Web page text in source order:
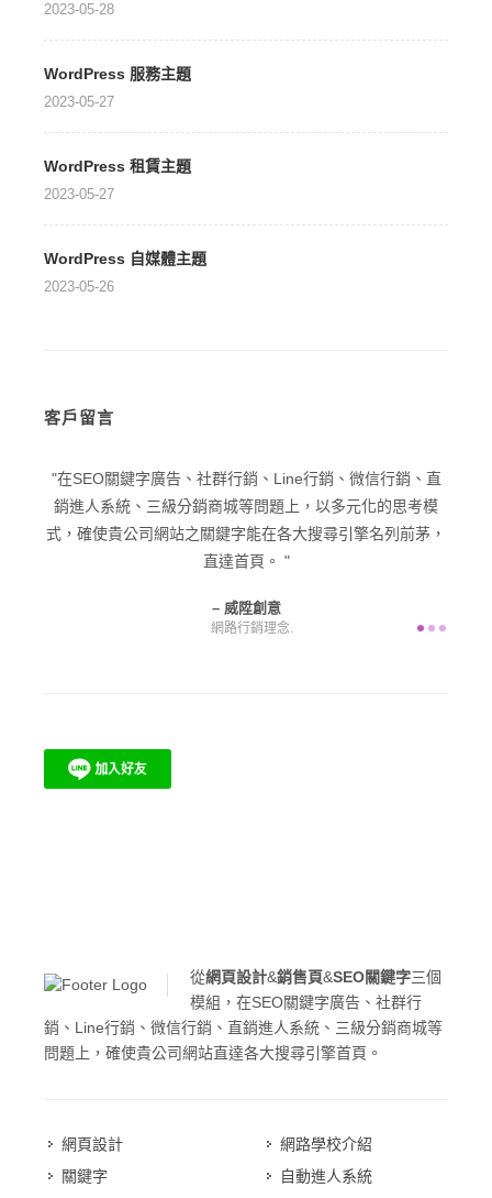
2023-05-28
WordPress 服務主題
2023-05-27
WordPress 租賃主題
2023-05-27
WordPress 自媒體主題
2023-05-26
客戶留言
在SEO關鍵字廣告、社群行銷、Line行銷、微信行銷、直
銷進人系統、三級分銷商城等問題上，以多元化的思考模
式，確使貴公司網站之關鍵字能在各大搜尋引擎名列前茅，
直達首頁。
威陞創意
網路行銷理念.
從網頁設計&銷售頁&SEO關鍵字三個
模組，在SEO關鍵字廣告、社群行
銷、Line行銷、微信行銷、直銷進人系統、三級分銷商城等
問題上，確使貴公司網站直達各大搜尋引擎首頁。
網頁設計
關鍵字
網路學校介紹
自動進人系統